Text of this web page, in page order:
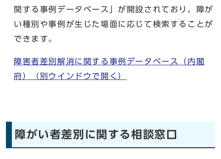
関する事例データベース」が開設されており、障が
い種別や事例が生じた場面に応じて検索することが
できます。
障害者差別解消に関する事例データベース（内閣
府）
（別ウインドウで開く）
障がい者差別に関する相談窓口